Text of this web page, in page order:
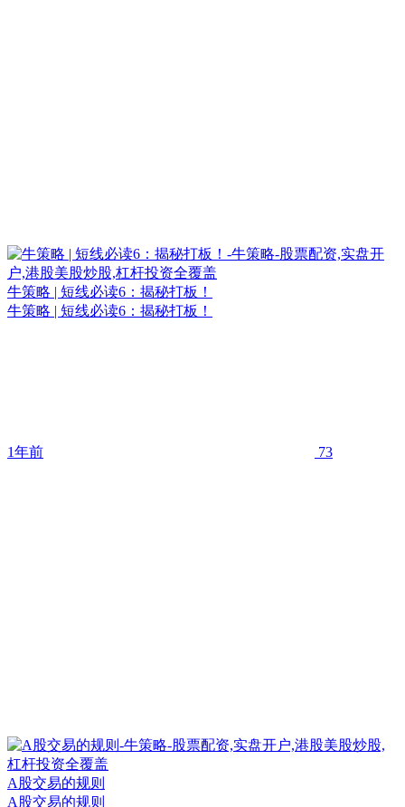
牛策略 | 短线必读6：揭秘打板！
牛策略 | 短线必读6：揭秘打板！
1年前 73
A股交易的规则
A股交易的规则